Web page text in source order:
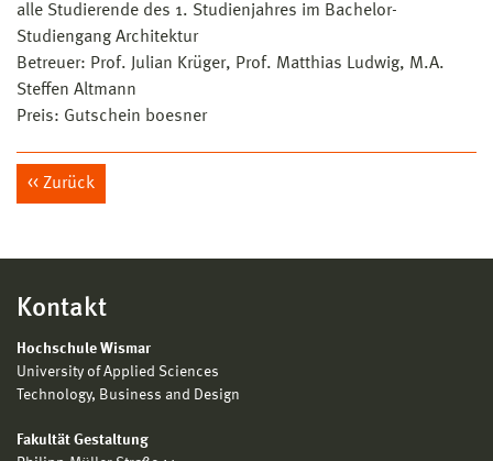
alle Studierende des 1. Studienjahres im Bachelor-
Studiengang Architektur
Betreuer: Prof. Julian Krüger, Prof. Matthias Ludwig, M.A.
Steffen Altmann
Preis: Gutschein boesner
Zurück
Kontakt
Hochschule Wismar
University of Applied Sciences
Technology, Business and Design
Fakultät Gestaltung